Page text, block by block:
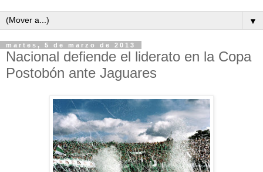
▼
martes, 5 de marzo de 2013
Nacional defiende el liderato en la Copa
Postobón ante Jaguares